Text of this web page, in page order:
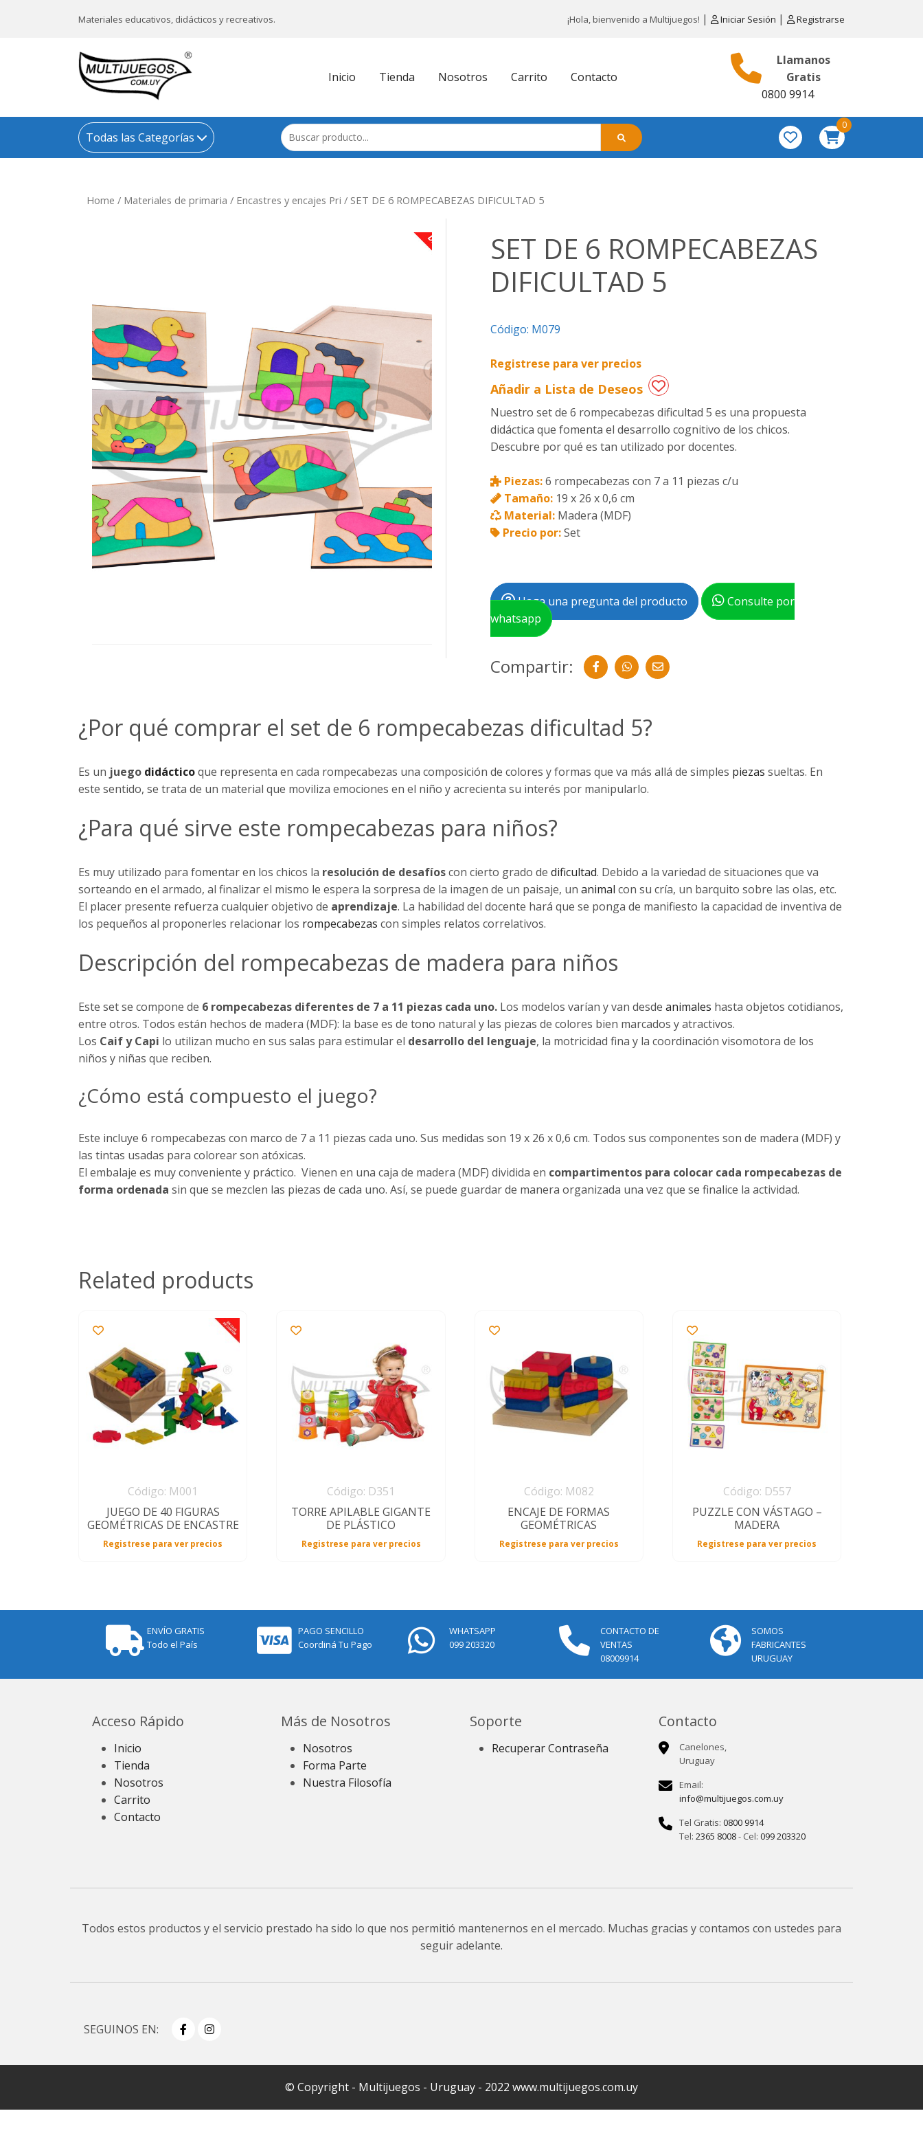
Materiales educativos, didácticos y recreativos. ¡Hola, bienvenido a Multijuegos! | Iniciar Sesión | Registrarse
Inicio Tienda Nosotros Carrito Contacto
Llamanos
Gratis
0800 9914
Todas las Categorías
0
Home / Materiales de primaria / Encastres y encajes Pri / SET DE 6 ROMPECABEZAS DIFICULTAD 5
SET DE 6 ROMPECABEZAS
DIFICULTAD 5
Código: M079
Registrese para ver precios
Añadir a Lista de Deseos
Nuestro set de 6 rompecabezas dificultad 5 es una propuesta
didáctica que fomenta el desarrollo cognitivo de los chicos.
Descubre por qué es tan utilizado por docentes.
Piezas:6 rompecabezas con 7 a 11 piezas c/u
Tamaño: 19 x 26 x 0,6 cm
Material: Madera (MDF)
Precio por:Set
Haga una pregunta del producto
Consulte por
whatsapp
Compartir:
¿Por qué comprar el set de 6 rompecabezas dificultad 5?
Es un juego didácticoque representa en cada rompecabezas una composición de colores y formas que va más allá de simples piezas sueltas. En
este sentido, se trata de un material que moviliza emociones en el niño y acrecienta su interés por manipularlo.
¿Para qué sirve este rompecabezas para niños?
Es muy utilizado para fomentar en los chicos la resolución de desafíoscon cierto grado de dificultad. Debido a la variedad de situaciones que va
sorteando en el armado, al finalizar el mismo le espera la sorpresa de la imagen de un paisaje, un animal con su cría, un barquito sobre las olas, etc.
El placer presente refuerza cualquier objetivo de aprendizaje. La habilidad del docente hará que se ponga de manifiesto la capacidad de inventiva de
los pequeños al proponerles relacionar los rompecabezas con simples relatos correlativos.
Descripción del rompecabezas de madera para niños
Este set se compone de 6 rompecabezas diferentes de 7 a 11 piezas cada uno. Los modelos varían y van desde animales hasta objetos cotidianos,
entre otros. Todos están hechos de madera (MDF): la base es de tono natural y las piezas de colores bien marcados y atractivos.
Los Caif y Capi lo utilizan mucho en sus salas para estimular el desarrollo del lenguaje, la motricidad fina y la coordinación visomotora de los
niños y niñas que reciben.
¿Cómo está compuesto el juego?
Este incluye 6 rompecabezas con marco de 7 a 11 piezas cada uno. Sus medidas son 19 x 26 x 0,6 cm. Todos sus componentes son de madera (MDF) y
las tintas usadas para colorear son atóxicas.
El embalaje es muy conveniente y práctico. Vienen en una caja de madera (MDF) dividida en compartimentos para colocar cada rompecabezas de
forma ordenada sin que se mezclen las piezas de cada uno. Así, se puede guardar de manera organizada una vez que se finalice la actividad.
Related products
Código: M001
JUEGO DE 40 FIGURAS
GEOMÉTRICAS DE ENCASTRE
Registrese para ver precios
Código: D351
TORRE APILABLE GIGANTE
DE PLÁSTICO
Registrese para ver precios
Código: M082
ENCAJE DE FORMAS
GEOMÉTRICAS
Registrese para ver precios
Código: D557
PUZZLE CON VÁSTAGO –
MADERA
Registrese para ver precios
ENVÍO GRATIS
Todo el País
PAGO SENCILLO
Coordiná Tu Pago
WHATSAPP
099 203320
CONTACTO DE
VENTAS
08009914
SOMOS
FABRICANTES
URUGUAY
Acceso Rápido
Inicio
Tienda
Nosotros
Carrito
Contacto
Más de Nosotros
Nosotros
Forma Parte
Nuestra Filosofía
Soporte
Recuperar Contraseña
Contacto
Canelones,
Uruguay
Email:
info@multijuegos.com.uy
Tel Gratis: 0800 9914
Tel: 2365 8008- Cel: 099 203320
Todos estos productos y el servicio prestado ha sido lo que nos permitió mantenernos en el mercado. Muchas gracias y contamos con ustedes para
seguir adelante.
SEGUINOS EN:
© Copyright - Multijuegos - Uruguay - 2022 www.multijuegos.com.uy